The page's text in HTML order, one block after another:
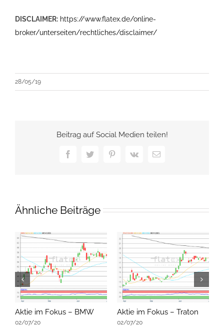
DISCLAIMER: https://www.flatex.de/online-
broker/unterseiten/rechtliches/disclaimer/
28/05/19
Beitrag auf Social Medien teilen!
FacebookTwitterPinterest
Vk
E-
Ähnliche Beiträge
Aktie im Fokus – BMW
02/07/20
Aktie im Fokus – Traton
02/07/20